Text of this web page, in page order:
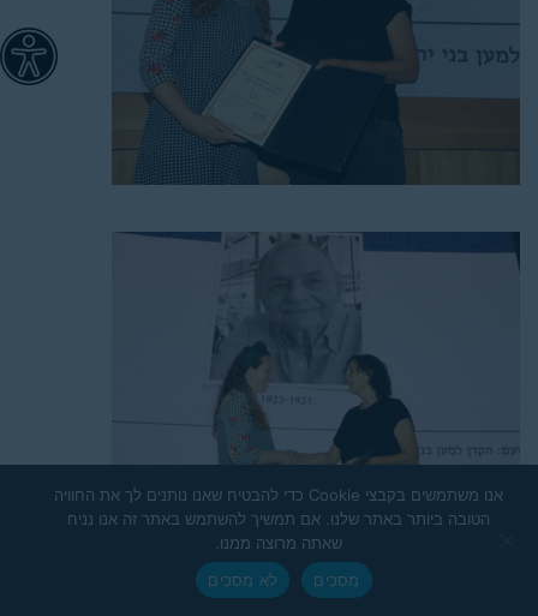
אנו משתמשים בקבצי Cookie כדי להבטיח שאנו נותנים לך את החוויה
הטובה ביותר באתר שלנו. אם תמשיך להשתמש באתר זה אנו נניח
שאתה מרוצה ממנו.
מסכים
לא מסכים